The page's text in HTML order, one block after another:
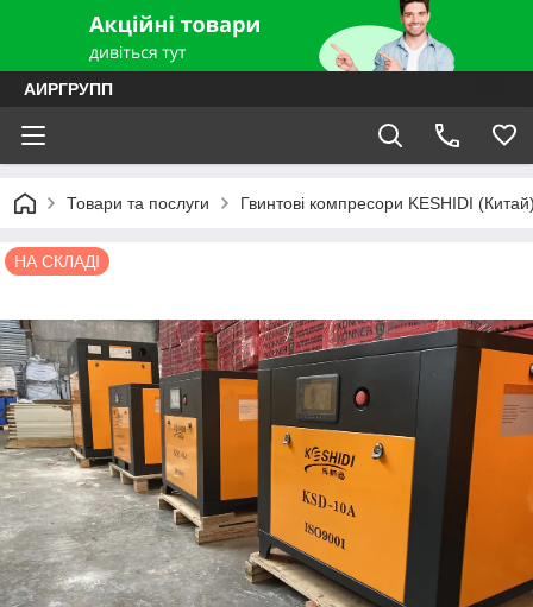
АИРГРУПП
Товари та послуги Гвинтові компресори KESHIDI
НА СКЛАДІ